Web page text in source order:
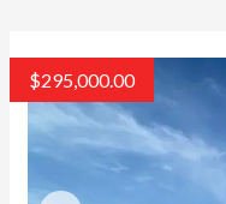
$295,000.00